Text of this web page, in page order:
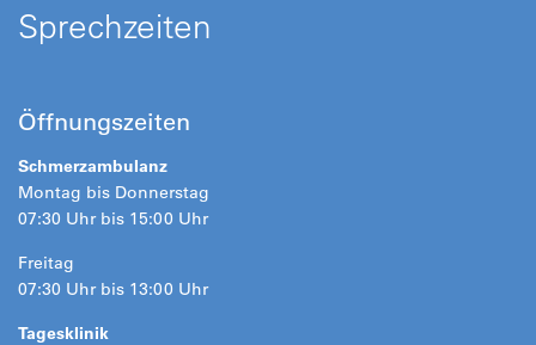
Sprechzeiten
Öffnungszeiten
Schmerzambulanz
Montag bis Donnerstag
07:30 Uhr bis 15:00 Uhr
Freitag
07:30 Uhr bis 13:00 Uhr
Tagesklinik